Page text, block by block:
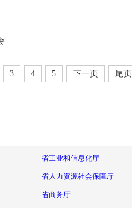
3 4 5 下一页 尾页
省工业和信息化厅
省人力资源社会保障厅
省商务厅